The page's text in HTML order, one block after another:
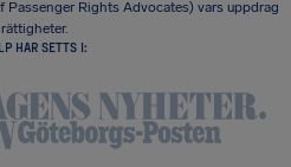
Rights Advocates) vars uppdrag
HAR SETTS I: